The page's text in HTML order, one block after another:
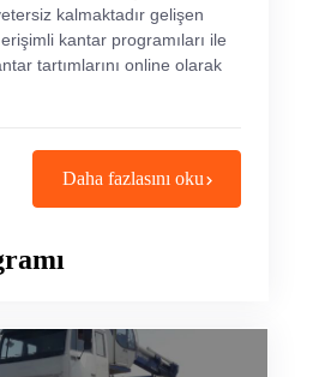
kalmaktadır gelişen
kantar programıları ile
tartımlarını online olarak
Daha fazlasını oku